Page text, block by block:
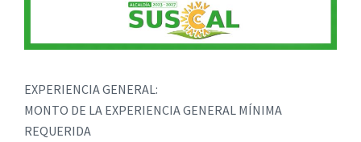
EXPERIENCIA GENERAL:
MONTO DE LA EXPERIENCIA GENERAL MÍNIMA
REQUERIDA